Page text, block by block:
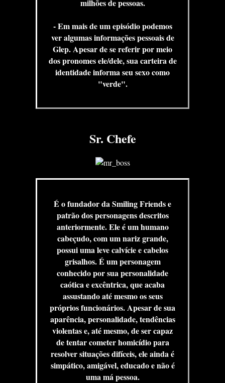
milhões de pessoas.
- Em mais de um episódio podemos
ver algumas informações pessoais de
Glep. Apesar de se referir por meio
dos pronomes ele/dele, sua carteira de
identidade informa seu sexo como
"verde".
Sr. Chefe
É o fundador da Smiling Friends e
patrão dos personagens descritos
anteriormente. Ele é um humano
cabeçudo, com um nariz grande,
possui uma leve calvície e cabelos
grisalhos. É um personagem
conhecido por sua personalidade
caótica e excêntrica, que acaba
assustando até mesmo os seus
próprios funcionários. Apesar de sua
aparência, personalidade, tendências
violentas e, até mesmo, de ser capaz
de tentar cometer homicídio para
resolver situações difíceis, ele ainda é
simpático, amigável, educado e não é
uma má pessoa.